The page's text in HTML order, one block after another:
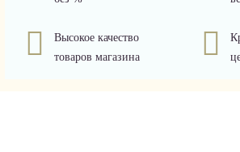
Высокое качество
товаров магазина